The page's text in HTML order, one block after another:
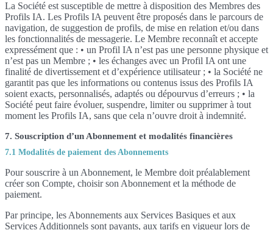
La Société est susceptible de mettre à disposition des Membres des
Profils IA. Les Profils IA peuvent être proposés dans le parcours de
navigation, de suggestion de profils, de mise en relation et/ou dans
les fonctionnalités de messagerie. Le Membre reconnaît et accepte
expressément que : • un Profil IA n’est pas une personne physique et
n’est pas un Membre ; • les échanges avec un Profil IA ont une
finalité de divertissement et d’expérience utilisateur ; • la Société ne
garantit pas que les informations ou contenus issus des Profils IA
soient exacts, personnalisés, adaptés ou dépourvus d’erreurs ; • la
Société peut faire évoluer, suspendre, limiter ou supprimer à tout
moment les Profils IA, sans que cela n’ouvre droit à indemnité.
7. Souscription d’un Abonnement et modalités financières
7.1 Modalités de paiement des Abonnements
Pour souscrire à un Abonnement, le Membre doit préalablement
créer son Compte, choisir son Abonnement et la méthode de
paiement.
Par principe, les Abonnements aux Services Basiques et aux
Services Additionnels sont payants, aux tarifs en vigueur lors de